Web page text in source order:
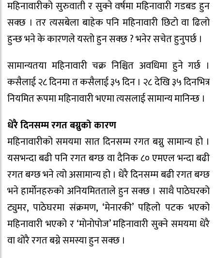
महिनावारीको सुरुवाती र सुक्ने वर्षमा महिनावारी गडबड हुन
सक्छ । तर त्यसबेला बाहेक पनि महिनावारी छिटो वा ढिलो
हुन्छ भने के कारणले यस्तो हुन सक्छ ? भनेर सचेत हुनुपर्छ ।
सामान्यतया महिनावारी चक्र निश्चित अवधिमा हुने गर्छ ।
कसैलाई २८ दिनमा त कसैलाई ३५ दिन । २८ देखि ३५ दिनभित्र
नियमित रूपमा महिनावारी भएमा त्यसलाई सामान्य मानिन्छ ।
धेरै दिनसम्म रगत बग्नुको कारण
महिनावारीको समयमा सात दिनसम्म रगत बग्नु सामान्य हो ।
यसभन्दा बढी पनि रगत बग्छ वा दैनिक ८० एमएल भन्दा बढी
रगत बग्छ भने त्यो असामान्य हो । धेरै दिनसम्म बढी रगत बग्छ
भने हार्मोनहरुको अनियमितताले हुन सक्छ । साथै पाठेघरको
ट्युमर, पाठेघरमा संक्रमण, ‘मेनारकी’ पहिलो पटक भएको
महिनावारी भएको र ‘मोनोपोज’ महिनावारी सुक्ने समयमा धेरै
वा थोरै रगत बग्ने समस्या हुन सक्छ ।